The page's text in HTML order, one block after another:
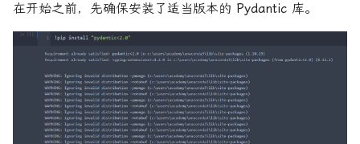
在开始之前，先确保安装了适当版本的 Pydantic 库。